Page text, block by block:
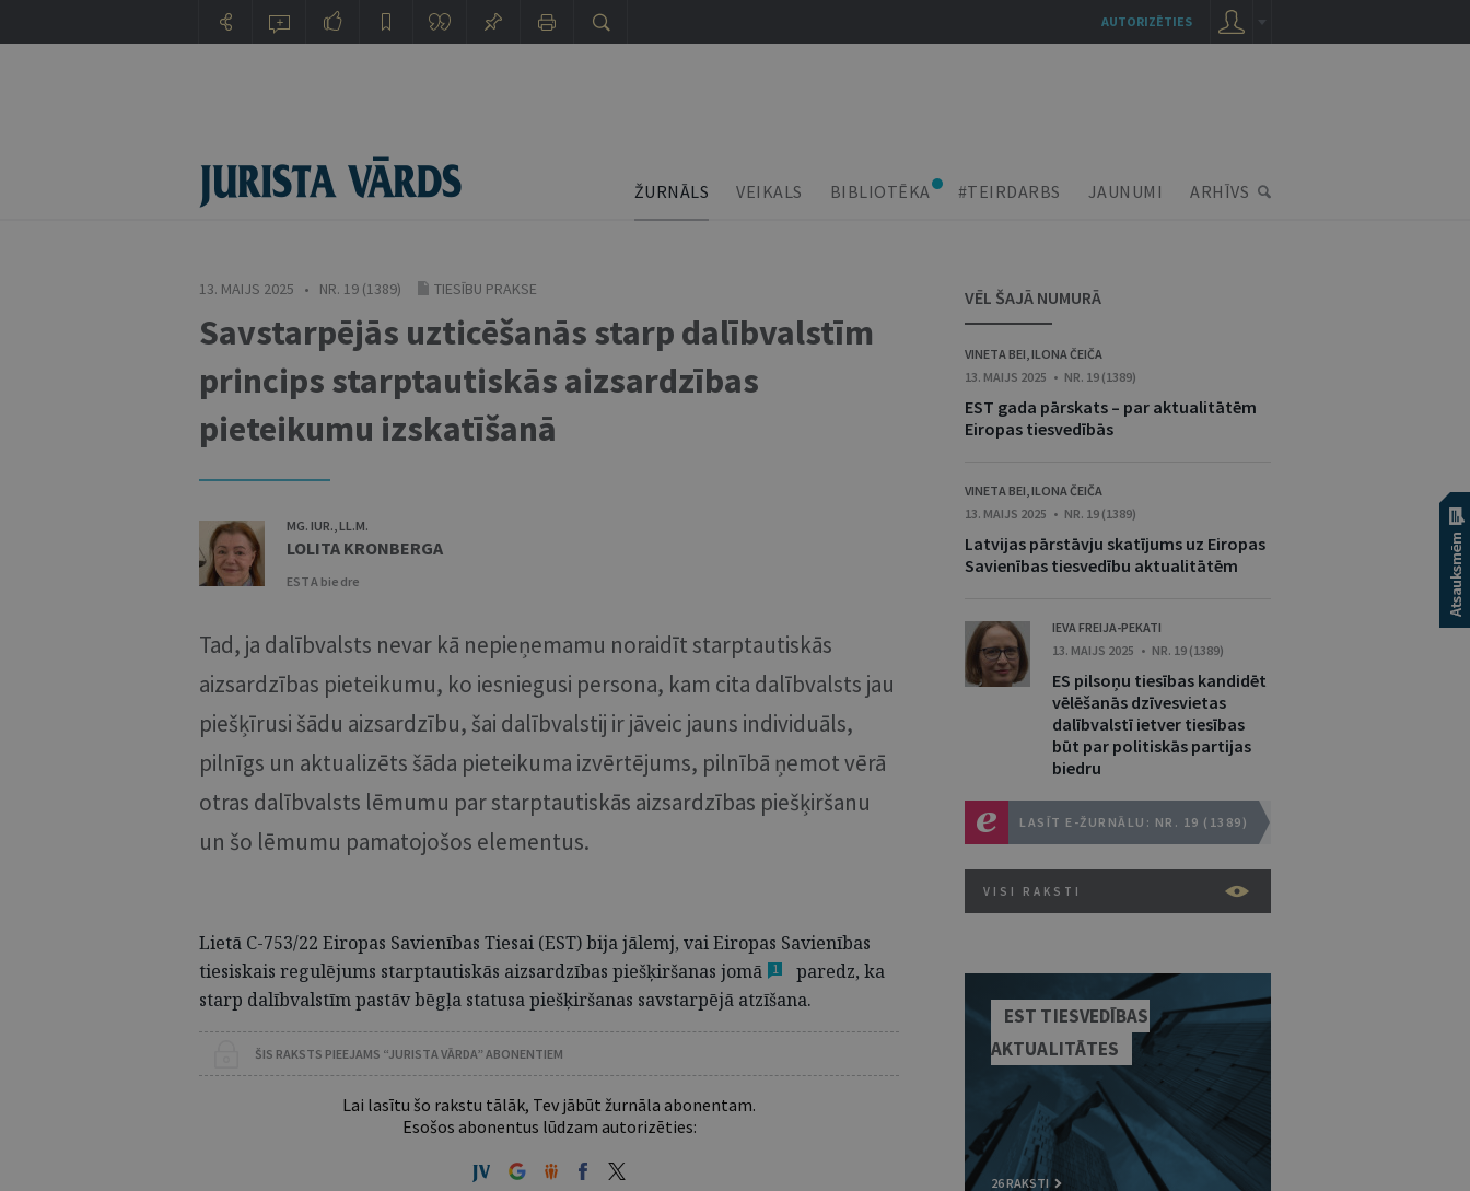
ŽURNĀLS VEIKALS BIBLIOTĒKA #TEIRDARBS JAUNUMI ARHĪVS
13. MAIJS 2025 • NR. 19 (1389) TIESĪBU PRAKSE
Savstarpējās uzticēšanās starp dalībvalstīm
princips starptautiskās aizsardzības
pieteikumu izskatīšanā
MG. IUR., LL.M.
LOLITA KRONBERGA
ESTA biedre
Tad, ja dalībvalsts nevar kā nepieņemamu noraidīt starptautiskās
aizsardzības pieteikumu, ko iesniegusi persona, kam cita dalībvalsts jau
piešķīrusi šādu aizsardzību, šai dalībvalstij ir jāveic jauns individuāls,
pilnīgs un aktualizēts šāda pieteikuma izvērtējums, pilnībā ņemot vērā
otras dalībvalsts lēmumu par starptautiskās aizsardzības piešķiršanu
un šo lēmumu pamatojošos elementus.
Lietā C-753/22 Eiropas Savienības Tiesai (EST) bija jālemj, vai Eiropas Savienības
tiesiskais regulējums starptautiskās aizsardzības piešķiršanas jomā 1
paredz, ka
starp dalībvalstīm pastāv bēgļa statusa piešķiršanas savstarpējā atzīšana.
ŠIS RAKSTS PIEEJAMS “JURISTA VĀRDA” ABONENTIEM
Lai lasītu šo rakstu tālāk, Tev jābūt žurnāla abonentam.
Esošos abonentus lūdzam autorizēties:
VĒL ŠAJĀ NUMURĀ
VINETA BEI,ILONA ČEIČA
13. MAIJS 2025 • NR. 19 (1389)
EST gada pārskats – par aktualitātēm
Eiropas tiesvedībās
VINETA BEI,ILONA ČEIČA
13. MAIJS 2025 • NR. 19 (1389)
Latvijas pārstāvju skatījums uz Eiropas
Savienības tiesvedību aktualitātēm
IEVA FREIJA-PEKATI
13. MAIJS 2025 • NR. 19 (1389)
ES pilsoņu tiesības kandidēt
vēlēšanās dzīvesvietas
dalībvalstī ietver tiesības
būt par politiskās partijas
biedru
LASĪT E-ŽURNĀLU: NR. 19 (1389)
VISI RAKSTI
EST TIESVEDĪBAS
AKTUALITĀTES
26 RAKSTI
AUTORIZĒTIES